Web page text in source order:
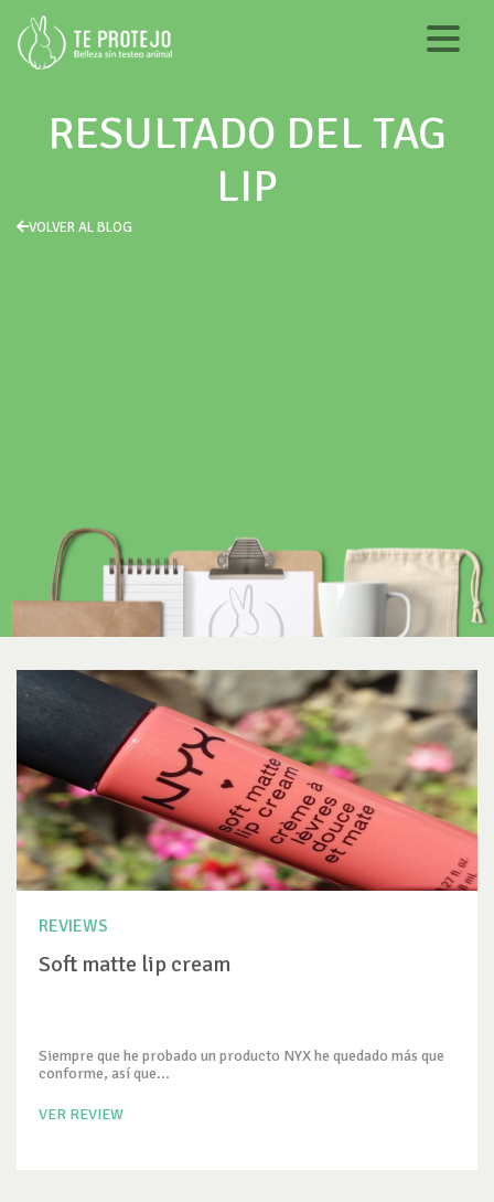
RESULTADO DEL TAG
LIP
VOLVER AL BLOG
REVIEWS
Soft matte lip cream
Siempre que he probado un producto NYX he quedado más que
conforme, así que...
VER REVIEW